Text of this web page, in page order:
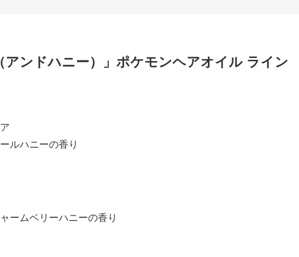
アンドハニー）」ポケモンヘアオイル ライン
ルハニーの香り
ームベリーハニーの香り